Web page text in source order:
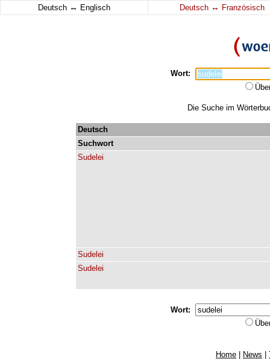
Deutsch ↔ Englisch Deutsch ↔ Französisch
Wort:
Die Suche im
Deutsch
Suchwort
Sudelei
Sudelei
Sudelei
Wort:
Home News